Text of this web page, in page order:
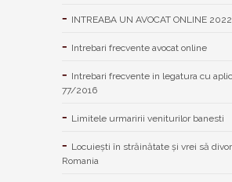
INTREABA UN AVOCAT ONLINE 2022
Intrebari frecvente avocat online
Intrebari frecvente in legatura cu
77/2016
Limitele urmaririi veniturilor banesti
Locuiești în străinătate și vrei să
Romania